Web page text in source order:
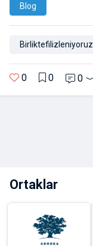
Blog
Birliktefilizleniyoruz
0 0 0
Ortaklar